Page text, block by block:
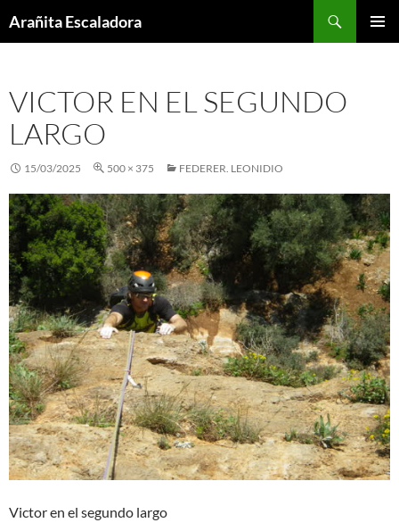
toArañita Escaladora
VICTOR EN EL SEGUNDO
LARGO
15/03/2025 500 × 375 FEDERER. LEONIDIO
Victor en el segundo largo